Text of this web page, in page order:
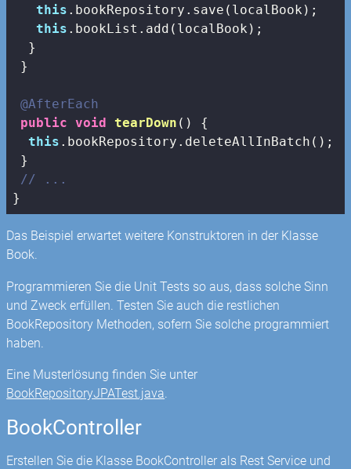
this .bookRepository.save(localBook);
this .bookList.add(localBook);
  }
}
@AfterEach
public void tearDown ()
{
this .bookRepository.deleteAllInBatch();
}
// ...
}
Das Beispiel erwartet weitere Konstruktoren in der Klasse
Book.
Programmieren Sie die Unit Tests so aus, dass solche Sinn
und Zweck erfüllen. Testen Sie auch die restlichen
BookRepository Methoden, sofern Sie solche programmiert
haben.
Eine Musterlösung finden Sie unter
BookRepositoryJPATest.java.
BookController
Erstellen Sie die Klasse BookController als Rest Service und